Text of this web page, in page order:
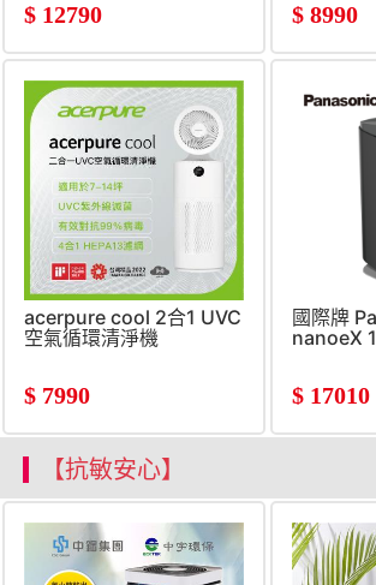
$ 12790 $ 8990
acerpure cool 2合1 UVC
空氣循環清淨機
$ 7990
國際牌
nanoeX
$ 17010
【抗敏安心】